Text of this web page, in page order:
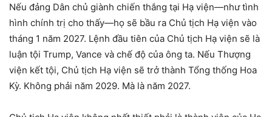
Nếu đảng Dân chủ giành chiến thắng tại Hạ viện—như tình
hình chính trị cho thấy—họ sẽ bầu ra Chủ tịch Hạ viện vào
tháng 1 năm 2027. Lệnh đầu tiên của Chủ tịch Hạ viện sẽ là
luận tội Trump, Vance và chế độ của ông ta. Nếu Thượng
viện kết tội, Chủ tịch Hạ viện sẽ trở thành Tổng thống Hoa
Kỳ. Không phải năm 2029. Mà là năm 2027.